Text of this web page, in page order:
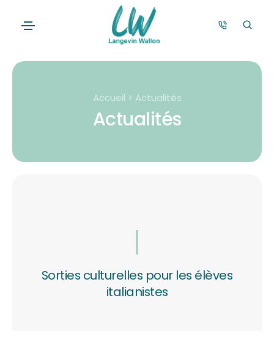
Accueil > Actualités
Actualités
Sorties culturelles pour les élèves
italianistes